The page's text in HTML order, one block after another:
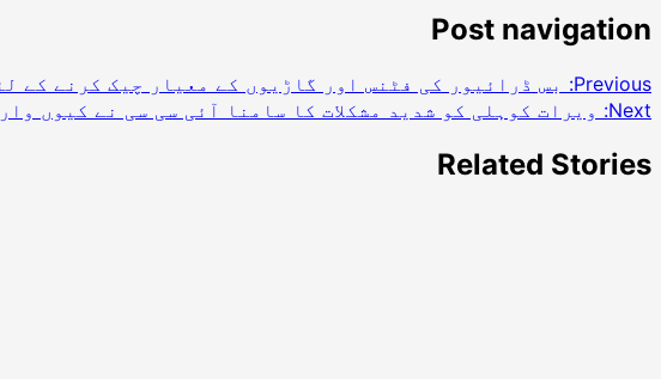
Post navigation
Previous:
بس ڈرائیور کی فٹنس اور گاڑیوں کے معیار چیک کرنے کے
Next:
ویرات کوہلی کو شدید مشکلات کا سامنا آئی سی سی نے کیوں
Related Stories